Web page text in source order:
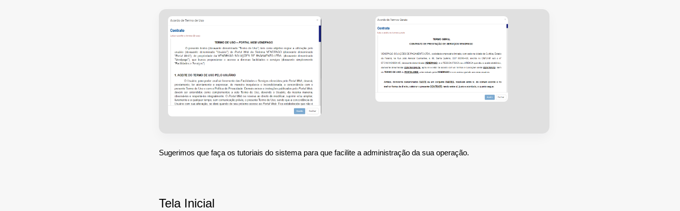
Sugerimos que faça os tutoriais do sistema para que facilite a administração da sua operação.
Tela Inicial